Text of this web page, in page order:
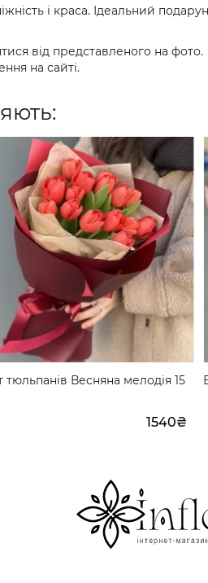
і краса. Ідеальний
від представленого на фото.
на сайті.
тюльпанів Весняна мелодія 15
1540₴